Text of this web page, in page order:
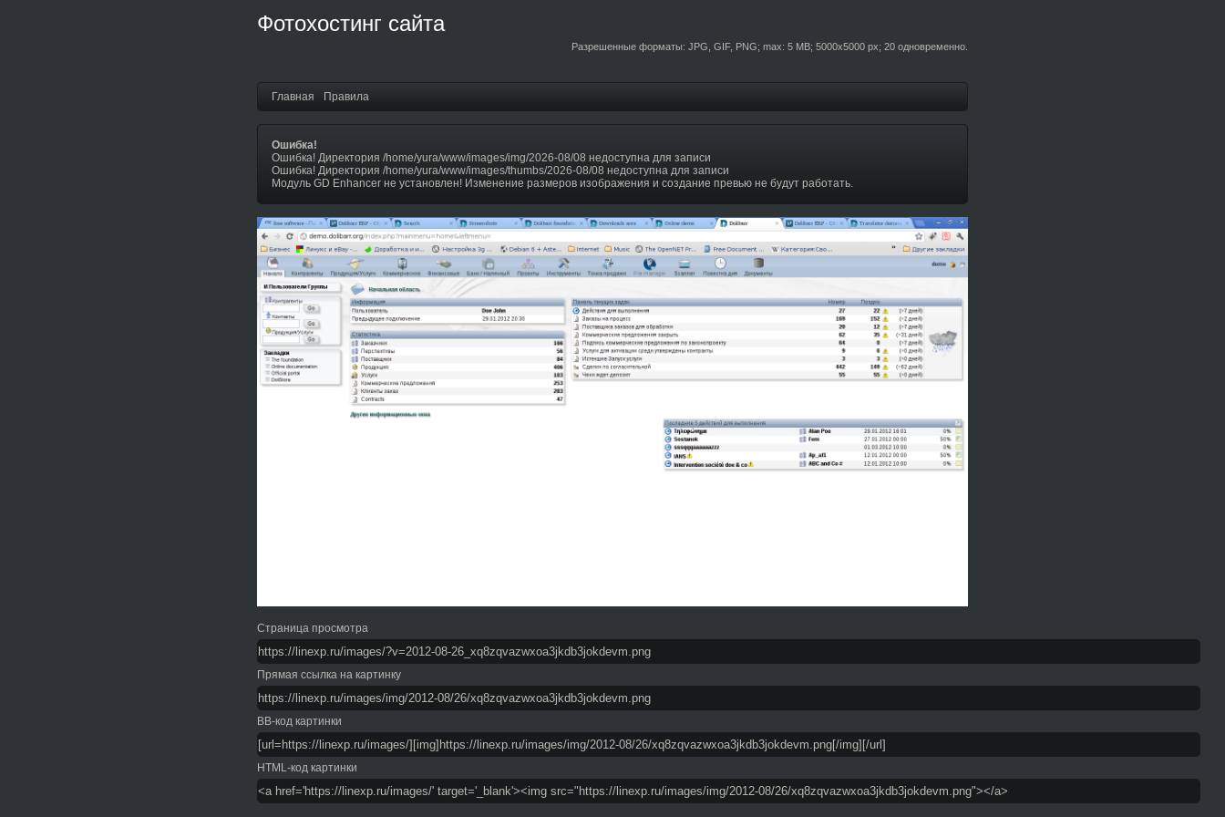
Фотохостинг сайта
Разрешенные форматы: JPG, GIF, PNG; max: 5 MB; 5000x5000 px; 20 одновременно.
Главная Правила
Ошибка!
Ошибка! Директория /home/yura/www/images/img/2026-08/08 недоступна для записи
Ошибка! Директория /home/yura/www/images/thumbs/2026-08/08 недоступна для записи
Модуль GD Enhancer не установлен! Изменение размеров изображения и создание превью не будут работать.
Страница просмотра
Прямая ссылка на картинку
BB-код картинки
HTML-код картинки